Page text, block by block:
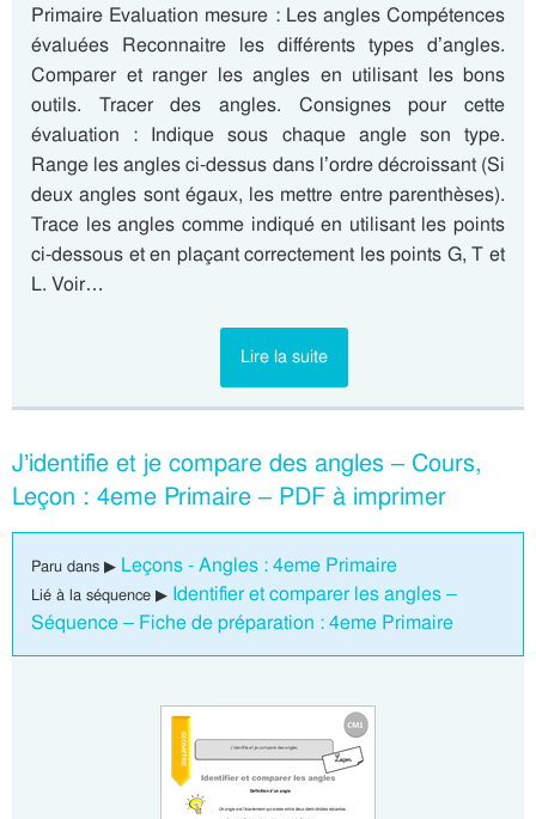
Primaire Evaluation mesure : Les angles Compétences
évaluées Reconnaitre les différents types d’angles.
Comparer et ranger les angles en utilisant les bons
outils. Tracer des angles. Consignes pour cette
évaluation : Indique sous chaque angle son type.
Range les angles ci-dessus dans l’ordre décroissant (Si
deux angles sont égaux, les mettre entre parenthèses).
Trace les angles comme indiqué en utilisant les points
ci-dessous et en plaçant correctement les points G, T et
L. Voir…
Lire la suite
J’identifie et je compare des angles – Cours,
Leçon : 4eme Primaire – PDF à imprimer
Paru dans ▶ Leçons - Angles : 4eme Primaire
Lié à la séquence ▶ Identifier et comparer les angles –
Séquence – Fiche de préparation : 4eme Primaire